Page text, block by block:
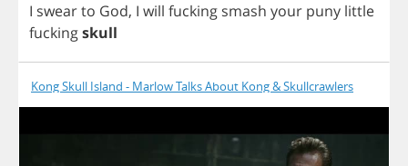
I swearto God, I will fucking smash your puny little
fuckingskull
Kong Skull Island - Marlow Talks About Kong & Skullcrawlers